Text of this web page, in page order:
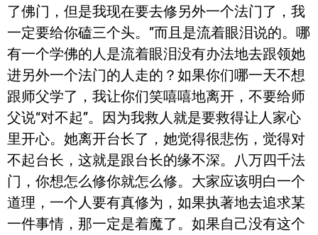
了佛门，但是我现在要去修另外一个法门了，我
一定要给你磕三个头。”而且是流着眼泪说的。哪
有一个学佛的人是流着眼泪没有办法地去跟领她
进另外一个法门的人走的？如果你们哪一天不想
跟师父学了，我让你们笑嘻嘻地离开，不要给师
父说“对不起”。因为我救人就是要救得让人家心
里开心。她离开台长了，她觉得很悲伤，觉得对
不起台长，这就是跟台长的缘不深。八万四千法
门，你想怎么修你就怎么修。大家应该明白一个
道理，一个人要有真修为，如果执著地去追求某
一件事情，那一定是着魔了。如果自己没有这个